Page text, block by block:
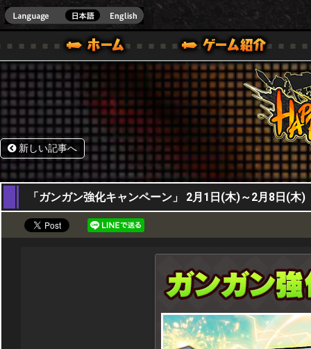
ONE VER.]
ガイド
ル｜HAPPY WARS(ハッピーウォーズ)公式サイト [ XBOX 360,XBOX ONE VER.]
サポート | HAPPY WARS(ハッピーウォーズ)公式サイ
新しい記事へ
01,02,2024
「ガンガン強化キャンペーン」 2月1日(木)～2月8日(木)